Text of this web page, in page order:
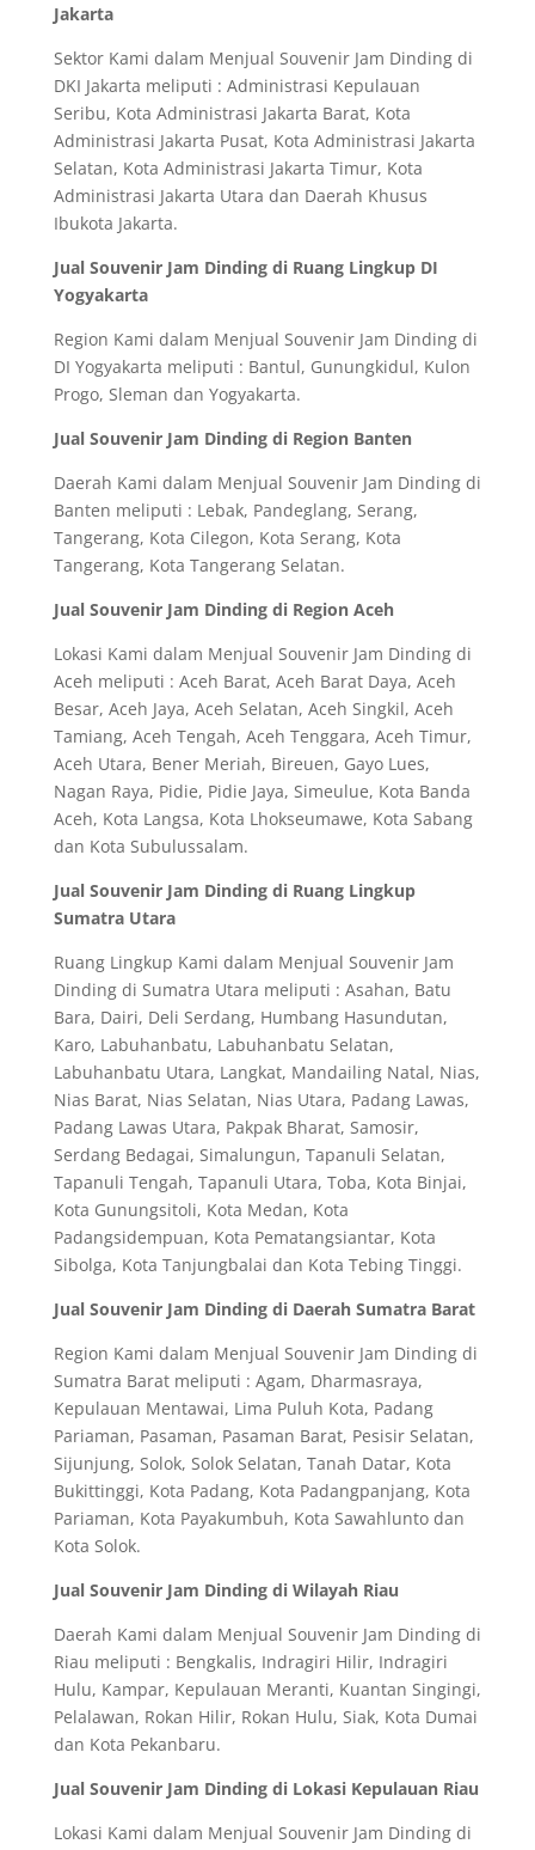
Jakarta
Sektor Kami dalam Menjual Souvenir Jam Dinding di
DKI Jakarta meliputi : Administrasi Kepulauan
Seribu, Kota Administrasi Jakarta Barat, Kota
Administrasi Jakarta Pusat, Kota Administrasi Jakarta
Selatan, Kota Administrasi Jakarta Timur, Kota
Administrasi Jakarta Utara dan Daerah Khusus
Ibukota Jakarta.
Jual Souvenir Jam Dinding di Ruang Lingkup DI
Yogyakarta
Region Kami dalam Menjual Souvenir Jam Dinding di
DI Yogyakarta meliputi : Bantul, Gunungkidul, Kulon
Progo, Sleman dan Yogyakarta.
Jual Souvenir Jam Dinding di Region Banten
Daerah Kami dalam Menjual Souvenir Jam Dinding di
Banten meliputi : Lebak, Pandeglang, Serang,
Tangerang, Kota Cilegon, Kota Serang, Kota
Tangerang, Kota Tangerang Selatan.
Jual Souvenir Jam Dinding di Region Aceh
Lokasi Kami dalam Menjual Souvenir Jam Dinding di
Aceh meliputi : Aceh Barat, Aceh Barat Daya, Aceh
Besar, Aceh Jaya, Aceh Selatan, Aceh Singkil, Aceh
Tamiang, Aceh Tengah, Aceh Tenggara, Aceh Timur,
Aceh Utara, Bener Meriah, Bireuen, Gayo Lues,
Nagan Raya, Pidie, Pidie Jaya, Simeulue, Kota Banda
Aceh, Kota Langsa, Kota Lhokseumawe, Kota Sabang
dan Kota Subulussalam.
Jual Souvenir Jam Dinding di Ruang Lingkup
Sumatra Utara
Ruang Lingkup Kami dalam Menjual Souvenir Jam
Dinding di Sumatra Utara meliputi : Asahan, Batu
Bara, Dairi, Deli Serdang, Humbang Hasundutan,
Karo, Labuhanbatu, Labuhanbatu Selatan,
Labuhanbatu Utara, Langkat, Mandailing Natal, Nias,
Nias Barat, Nias Selatan, Nias Utara, Padang Lawas,
Padang Lawas Utara, Pakpak Bharat, Samosir,
Serdang Bedagai, Simalungun, Tapanuli Selatan,
Tapanuli Tengah, Tapanuli Utara, Toba, Kota Binjai,
Kota Gunungsitoli, Kota Medan, Kota
Padangsidempuan, Kota Pematangsiantar, Kota
Sibolga, Kota Tanjungbalai dan Kota Tebing Tinggi.
Jual Souvenir Jam Dinding di Daerah Sumatra Barat
Region Kami dalam Menjual Souvenir Jam Dinding di
Sumatra Barat meliputi : Agam, Dharmasraya,
Kepulauan Mentawai, Lima Puluh Kota, Padang
Pariaman, Pasaman, Pasaman Barat, Pesisir Selatan,
Sijunjung, Solok, Solok Selatan, Tanah Datar, Kota
Bukittinggi, Kota Padang, Kota Padangpanjang, Kota
Pariaman, Kota Payakumbuh, Kota Sawahlunto dan
Kota Solok.
Jual Souvenir Jam Dinding di Wilayah Riau
Daerah Kami dalam Menjual Souvenir Jam Dinding di
Riau meliputi : Bengkalis, Indragiri Hilir, Indragiri
Hulu, Kampar, Kepulauan Meranti, Kuantan Singingi,
Pelalawan, Rokan Hilir, Rokan Hulu, Siak, Kota Dumai
dan Kota Pekanbaru.
Jual Souvenir Jam Dinding di Lokasi Kepulauan Riau
Lokasi Kami dalam Menjual Souvenir Jam Dinding di